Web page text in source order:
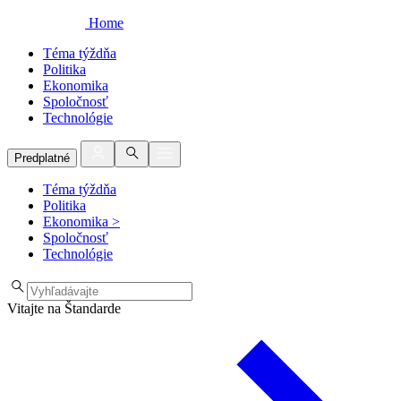
Home
Téma týždňa
Politika
Ekonomika
Spoločnosť
Technológie
Predplatné
Téma týždňa
Politika
Ekonomika >
Spoločnosť
Technológie
Vitajte na Štandarde